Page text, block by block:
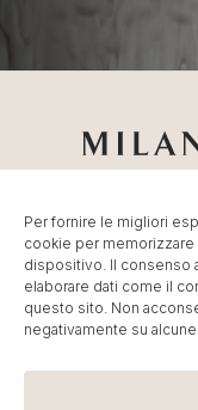
Per fornire le migliori
cookie per
dispositivo. Il consenso
elaborare dati come il
questo sito. Non
negativamente su
Catering Milano
Eventi Milano
© MC
IT13887790965 |